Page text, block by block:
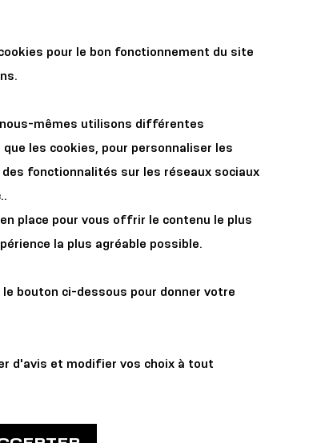
événement
pour le bon fonctionnement du site
mêmes utilisons différentes
les cookies, pour personnaliser les
fonctionnalités sur les réseaux sociaux
place pour vous offrir le contenu le plus
la plus agréable possible.
bouton ci-dessous pour donner votre
d'avis et modifier vos choix à tout